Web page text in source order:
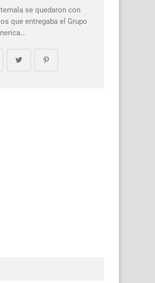
se quedaron con
que entregaba el Grupo